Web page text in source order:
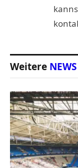
Weitere NEWS